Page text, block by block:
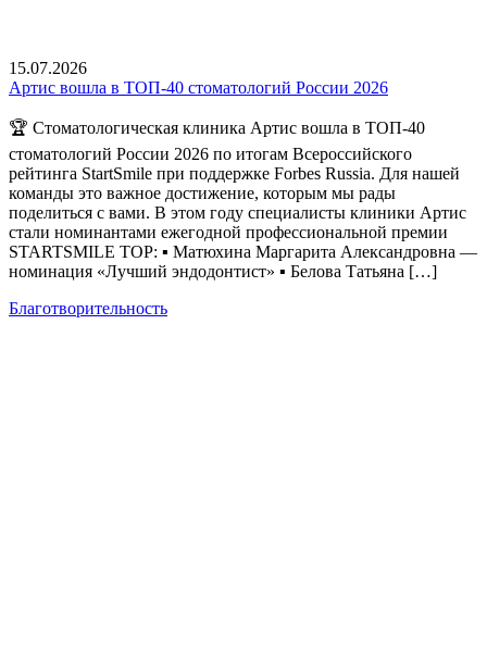
15.07.2026
Артис вошла в ТОП-40 стоматологий России 2026
🏆 Стоматологическая клиника Артис вошла в ТОП-40
стоматологий России 2026 по итогам Всероссийского
рейтинга StartSmile при поддержке Forbes Russia. Для нашей
команды это важное достижение, которым мы рады
поделиться с вами. В этом году специалисты клиники Артис
стали номинантами ежегодной профессиональной премии
STARTSMILE TOP: ▪️ Матюхина Маргарита Александровна —
номинация «Лучший эндодонтист» ▪️ Белова Татьяна […]
Благотворительность